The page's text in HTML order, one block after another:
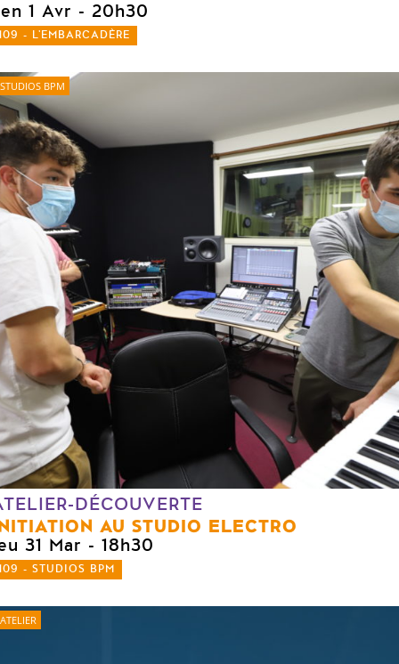
1 Avr - 20h30
- L'EMBARCADÈRE
STUDIOS BPM
DÉCOUVERTE
AU STUDIO ELECTRO
31 Mar - 18h30
- STUDIOS BPM
ATELIER